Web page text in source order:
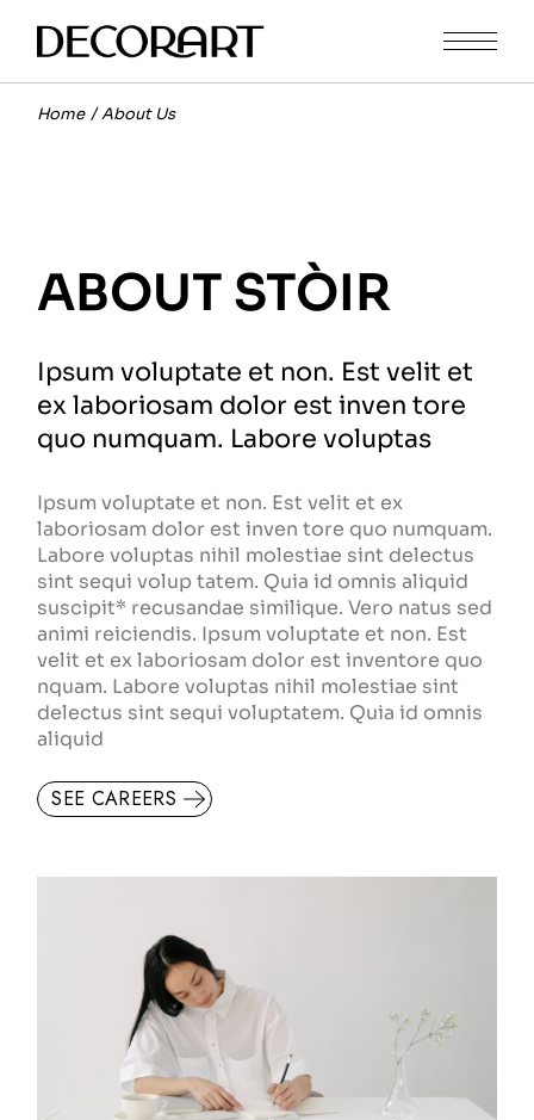
Home About Us
ABOUT STÒIR
Ipsum voluptate et non. Est velit et
ex laboriosam dolor est inven tore
quo numquam. Labore voluptas
Ipsum voluptate et non. Est velit et ex
laboriosam dolor est inven tore quo numquam.
Labore voluptas nihil molestiae sint delectus
sint sequi volup tatem. Quia id omnis aliquid
suscipit* recusandae similique. Vero natus sed
animi reiciendis. Ipsum voluptate et non. Est
velit et ex laboriosam dolor est inventore quo
nquam. Labore voluptas nihil molestiae sint
delectus sint sequi voluptatem. Quia id omnis
aliquid
SEE CAREERS